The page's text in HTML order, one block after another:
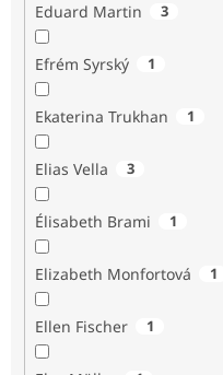
Eduard Martin 3
Efrém Syrský 1
Ekaterina Trukhan 1
Elias Vella 3
Élisabeth Brami 1
Elizabeth Monfortová 1
Ellen Fischer 1